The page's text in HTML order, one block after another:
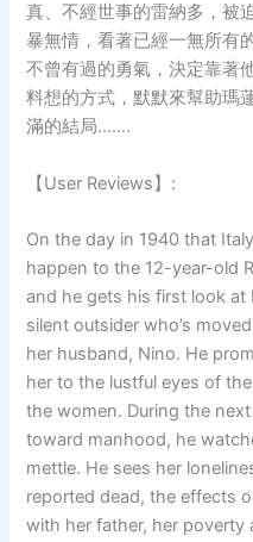
真、不經世事的雷納多，被
暴無情，看著已經一無所有
不曾有過的勇氣，決定靠著
料想的方式，默默來幫助瑪
滿的結局…….
【User Reviews】:
On the day in 1940 that
happen to the 12-year-old
and he gets his first look at
silent outsider who’s
her husband, Nino. He
her to the lustful eyes of
the women. During the
toward manhood, he
mettle. He sees her
reported dead, the effects
with her father, her